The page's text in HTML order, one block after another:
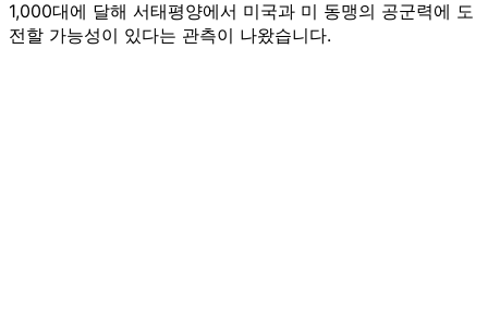
1,000대에 달해 서태평양에서 미국과 미 동맹의 공군력에 도
전할 가능성이 있다는 관측이 나왔습니다.